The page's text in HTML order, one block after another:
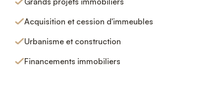
Acquisition et cession d'immeubles
Urbanisme et construction
Financements immobiliers